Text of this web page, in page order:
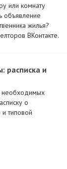
или комнату
объявление
жилья?
ВКонтакте.
расписка и
необходимых
о
типовой